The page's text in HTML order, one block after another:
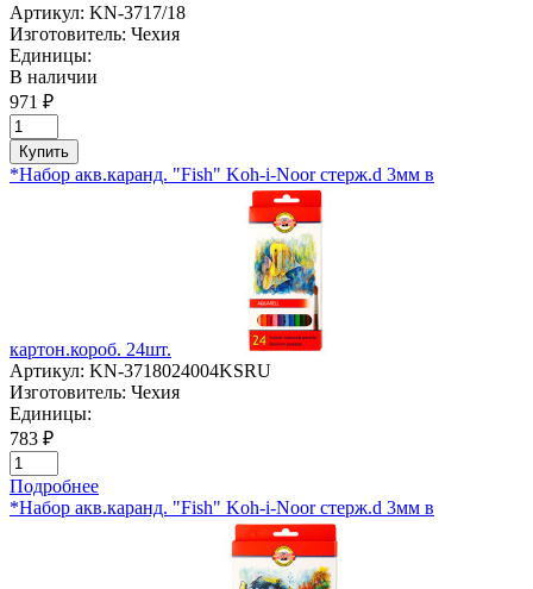
Артикул: KN-3717/18
Изготовитель: Чехия
Единицы:
В наличии
971 ₽
Купить
*Набор акв.каранд. "Fish" Koh-i-Noor стерж.d 3мм в
картон.короб. 24шт.
Артикул: KN-3718024004KSRU
Изготовитель: Чехия
Единицы:
783 ₽
Подробнее
*Набор акв.каранд. "Fish" Koh-i-Noor стерж.d 3мм в